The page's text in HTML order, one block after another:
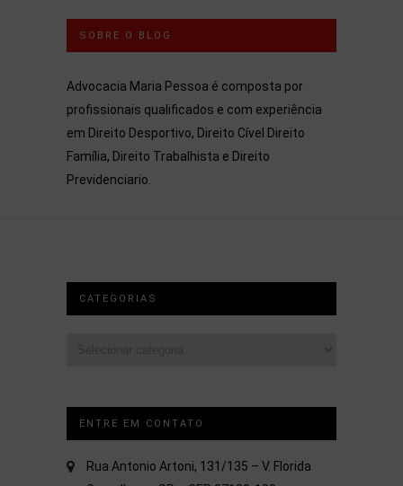
SOBRE O BLOG
Advocacia Maria Pessoa é composta por
profissionais qualificados e com experiência
em Direito Desportivo, Direito Cível Direito
Família, Direito Trabalhista e Direito
Previdenciario.
CATEGORIAS
ENTRE EM CONTATO
Rua Antonio Artoni, 131/135 – V. Florida